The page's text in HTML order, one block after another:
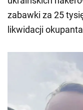
zabawki za 25
likwidacji